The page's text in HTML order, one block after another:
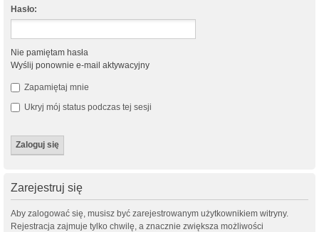
Hasło:
Nie pamiętam hasła
Wyślij ponownie e-mail aktywacyjny
Zapamiętaj mnie
Ukryj mój status podczas tej sesji
Zarejestruj się
Aby zalogować się, musisz być zarejestrowanym użytkownikiem witryny.
Rejestracja zajmuje tylko chwilę, a znacznie zwiększa możliwości